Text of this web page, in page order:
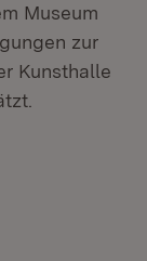
Museum
zur
Kunsthalle